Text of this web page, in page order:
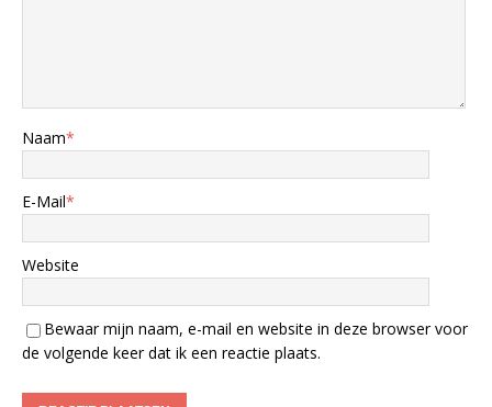
Naam*
E-Mail*
Website
Bewaar mijn naam, e-mail en website in deze browser voor
de volgende keer dat ik een reactie plaats.